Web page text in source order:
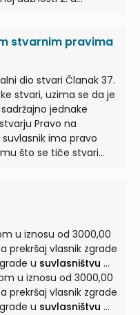
obiteljsku kuću ili
da se isti nalazi
(2) Osoba koja
... područjima prve i
državne skrbi te uz
i Bosne i
ilisuvlasništvu...
stvarnim pravima
stvari, uzima se da je
jednake
ima pravo
što se tiče stvari
koji proizlaze iz
ima pravo na
moguće i dopušteno;
u iznosu od 3000,00
prekršaj vlasnik zgrade
u suvlasništvu ...
u iznosu od 3000,00
prekršaj vlasnik zgrade
u suvlasništvu ...